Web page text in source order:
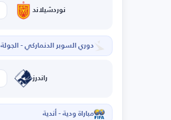
نوردشيلاند
دوري السوبر الدنماركي - الجولة 1 - مباراة الذهاب
راندرز
مباراة ودية - أندية